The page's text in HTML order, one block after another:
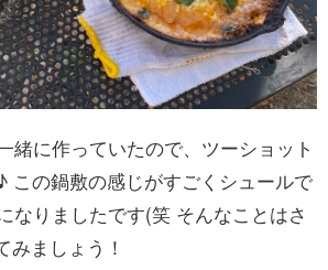
緒に作っていたので、ツーショット
この鍋敷の感じがすごくシュールで
なりましたです(笑 そんなことはさ
みましょう！